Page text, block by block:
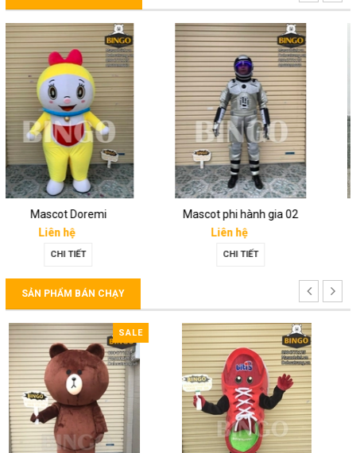
Mascot phi hành gia 02
Liên hệ
CHI TIẾT
Mascot Thần Tài 01
Liên hệ
CHI TIẾT
SẢN PHẨM BÁN CHẠY